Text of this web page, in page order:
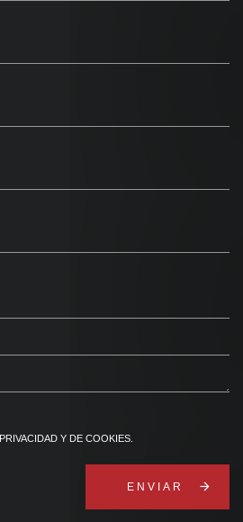
Y DE COOKIES
arrow_forward